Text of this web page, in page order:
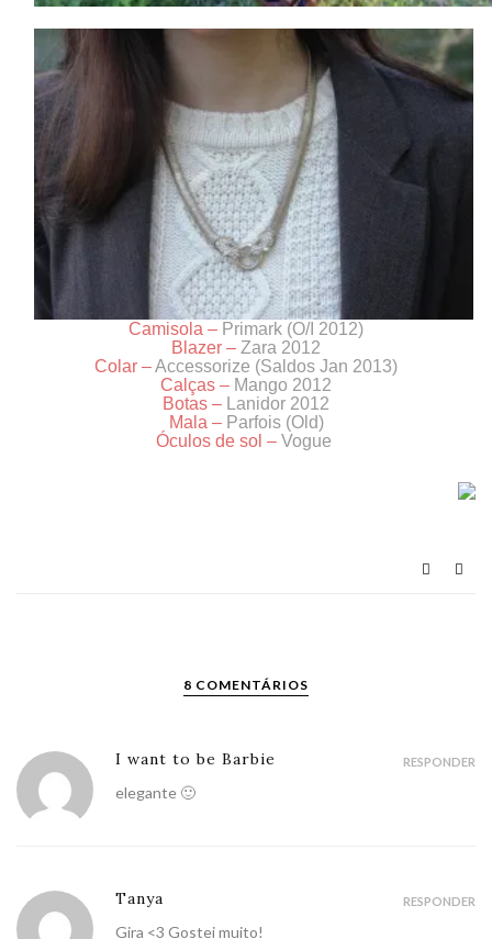
Camisola – Primark (O/I 2012)
Blazer – Zara 2012
Colar –Accessorize (Saldos Jan 2013)
Calças – Mango 2012
Botas –
Lanidor 2012
Mala – Parfois (Old)
Óculos de sol – Vogue
8 COMENTÁRIOS
I want to be Barbie
elegante 🙂
RESPONDER
Tanya
Gira <3 Gostei muito!
RESPONDER